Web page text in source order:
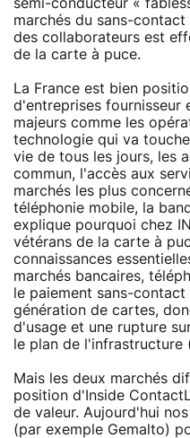
semi-conducteur «
marchés du sans-
des collaborateurs est
de la carte à puce.
La France est bien
d'entreprises fournisseur
majeurs comme les
technologie qui va
vie de tous les jours, les
commun, l'accès aux
marchés les plus
téléphonie mobile, la
explique pourquoi chez
vétérans de la carte à
connaissances
marchés bancaires,
le paiement sans-
génération de cartes,
d'usage et une rupture
le plan de l'infrastructure
Mais les deux marchés
position d'Inside
de valeur. Aujourd'hui
(par exemple Gemalto)